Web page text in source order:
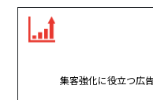
集客強化に役立つ広